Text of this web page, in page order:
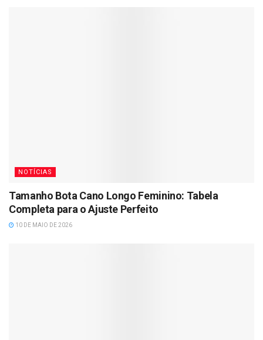
NOTÍCIAS
Tamanho Bota Cano Longo Feminino: Tabela
Completa para o Ajuste Perfeito
10 DE MAIO DE 2026